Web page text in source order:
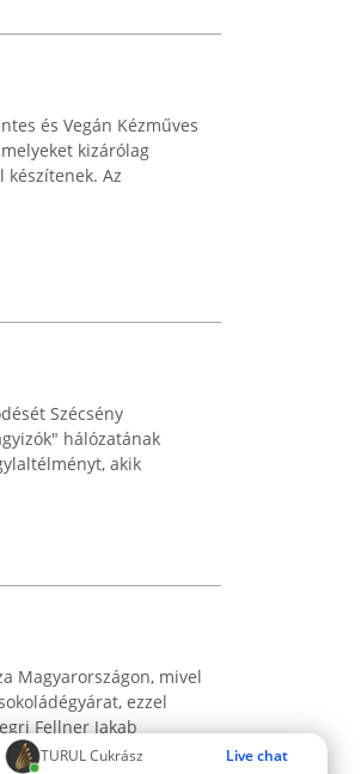
TURUL Cukrász Live chat
és Vegán Kézműves
kizárólag
Az
Szécsény
hálózatának
akik
Magyarországon, mivel
ezzel
Fellner Jakab